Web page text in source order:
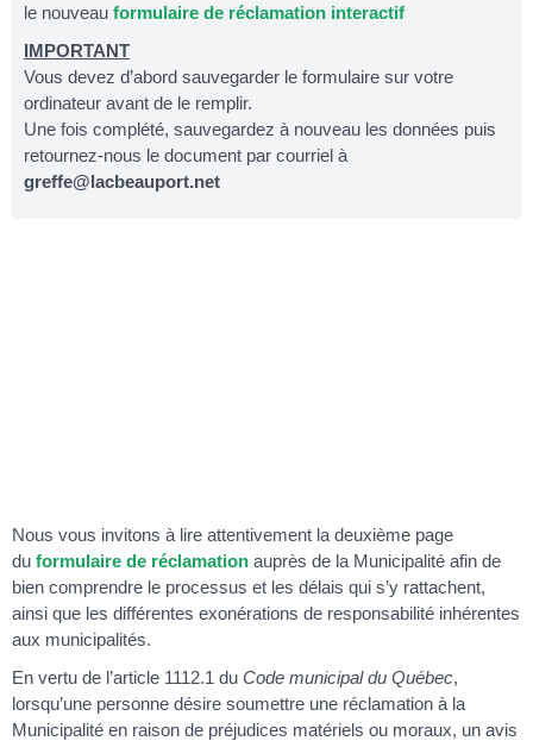
le nouveau formulaire de réclamation interactif
IMPORTANT
Vous devez d’abord sauvegarder le formulaire sur votre
ordinateur avant de le remplir.
Une fois complété, sauvegardez à nouveau les données puis
retournez-nous le document par courriel à
greffe@lacbeauport.net
Nous vous invitons à lire attentivement la deuxième page
du formulaire de réclamation auprès de la Municipalité afin de
bien comprendre le processus et les délais qui s’y rattachent,
ainsi que les différentes exonérations de responsabilité inhérentes
aux municipalités.
En vertu de l’article 1112.1 du Code municipal du Québec,
lorsqu’une personne désire soumettre une réclamation à la
Municipalité en raison de préjudices matériels ou moraux, un avis